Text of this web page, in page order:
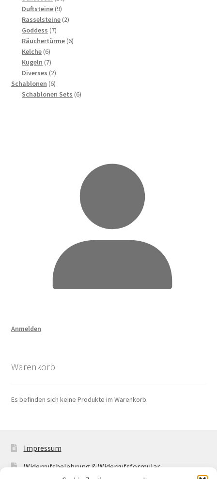
Duftsteine 99
Produkte
Rasselsteine 22
Goddess 77
Produkte
Räuchertürme 66
Kelche 66
Produkte
Kugeln 77
Produkte
Diverses 22
Produkte
Schablonen 66
Produkte
Schablonen Sets 66
Anmelden
Warenkorb
Es befinden sich keine Produkte im Warenkorb.
Impressum
Widerrufsbelehrung & Widerrufsformular